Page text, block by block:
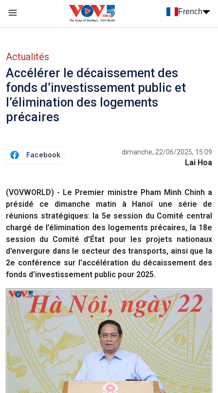
French
Actualités
Accélérer le décaissement des
fonds d’investissement public et
l’élimination des logements
précaires
Facebook dimanche, 22/06/2025, 15:09
Lai Hoa
(VOVWORLD) - Le Premier ministre Pham Minh Chinh a
présidé ce dimanche matin à Hanoï une série de
réunions stratégiques: la 5e session du Comité central
chargé de l’élimination des logements précaires, la 18e
session du Comité d’État pour les projets nationaux
d’envergure dans le secteur des transports, ainsi que la
2e conférence sur l’accélération du décaissement des
fonds d’investissement public pour 2025.